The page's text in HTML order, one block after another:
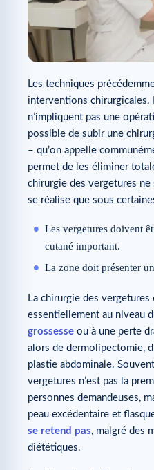
Les techniques
interventions
n’impliquent pas une
possible de subir une
– qu’on appelle
permet de les éliminer
chirurgie des vergetures ne
se réalise que sous
Les vergetures doivent
cutané important.
La zone doit présenter
La chirurgie des
essentiellement au niveau
grossesse ou à une perte
alors de dermolipectomie,
plastie abdominale.
vergetures n’est pas la
personnes demandeuses,
peau excédentaire et
se retend pas, malgré des
diététiques.